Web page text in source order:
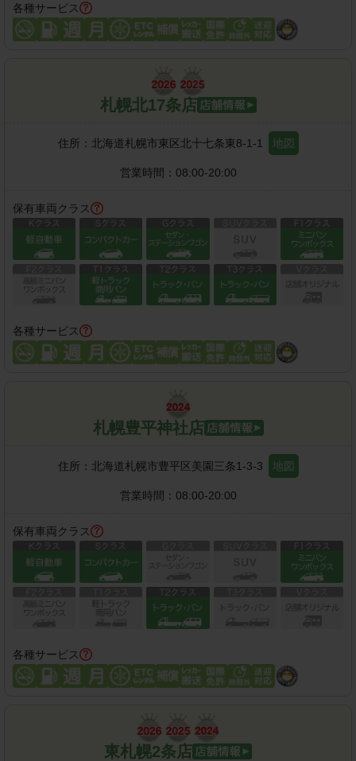
各種サービス
札幌北17条店
住所： 北海道札幌市東区北十七条東8-1-1 地図
営業時間： 08:00-20:00
保有車両クラス
各種サービス
札幌豊平神社店
住所： 北海道札幌市豊平区美園三条1-3-3 地図
営業時間： 08:00-20:00
保有車両クラス
各種サービス
東札幌2条店